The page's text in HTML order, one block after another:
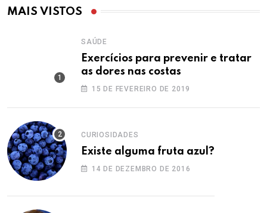
MAIS VISTOS
SAÚDE
Exercícios para prevenir e tratar
as dores nas costas
15 DE FEVEREIRO DE 2019
CURIOSIDADES
Existe alguma fruta azul?
14 DE DEZEMBRO DE 2016